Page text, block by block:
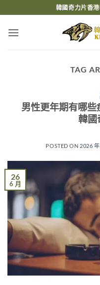
to
content
韓國奇力片香
TAG
男性更年期有哪
韓國
POSTED ON 2026
26
6 月